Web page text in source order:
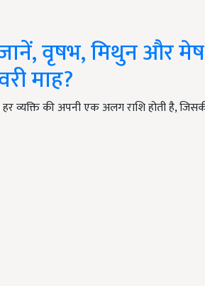
वृषभ, मिथुन और
माह?
हर व्यक्ति की अपनी एक अलग राशि होती है,